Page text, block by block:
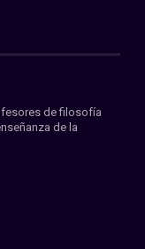
de filosofía
de la